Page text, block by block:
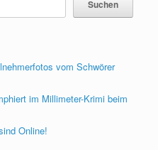
Suchen
vom Schwörer
im Millimeter-Krimi beim
Online!